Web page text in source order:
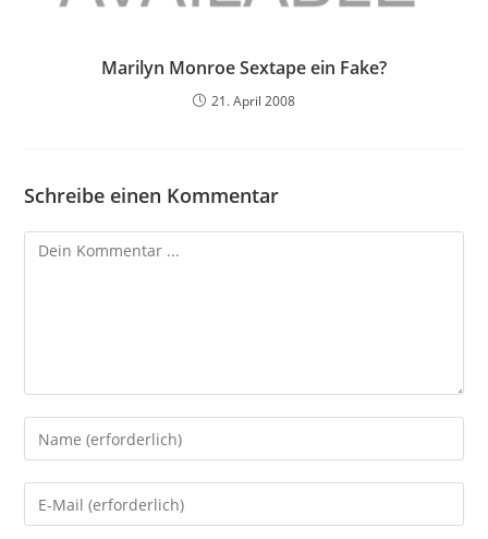
Marilyn Monroe Sextape ein Fake?
21. April 2008
Schreibe einen Kommentar
Kommentieren
Gib
deinen
Namen
oder
Gib
deine